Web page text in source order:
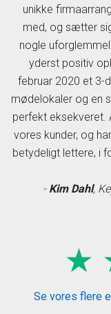
unikke
med, og sætter
nogle
yderst positiv
februar 2020 et 3-
mødelokaler og en
perfekt
vores kunder, og
betydeligt lettere, i
- Kim Dahl,
★
Se vores flere